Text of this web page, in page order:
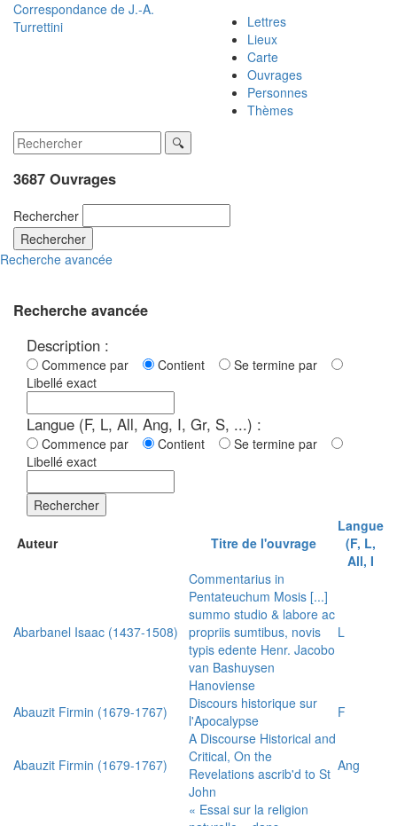
Correspondance de J.-A.
Turrettini
Lettres
Lieux
Carte
Ouvrages
Personnes
Thèmes
3687 Ouvrages
Rechercher
Rechercher
Recherche avancée
Recherche avancée
Description :
Commence par Contient
Se termine par
Libellé exact
Langue (F, L, All, Ang, I, Gr, S, ...) :
Commence par Contient
Se termine par
Libellé exact
Rechercher
Auteur Titre de l'ouvrage
Langue
(F, L,
All, I
Abarbanel Isaac (1437-1508)
Commentarius in
Pentateuchum Mosis [...]
summo studio & labore ac
propriis sumtibus, novis
typis edente Henr. Jacobo
van Bashuysen
Hanoviense
L
Abauzit Firmin (1679-1767)
Discours historique sur
l'Apocalypse
F
Abauzit Firmin (1679-1767)
A Discourse Historical and
Critical, On the
Revelations ascrib'd to St
John
Ang
« Essai sur la religion